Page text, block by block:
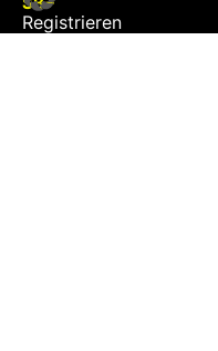
Registrieren